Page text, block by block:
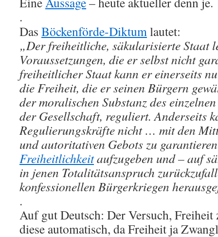
.
Das Böckenförde-Diktumlautet:
„Der freiheitliche, säkularisierte Staat
Voraussetzungen, die er selbst nicht
freiheitlicher Staat kann er einerseits
die Freiheit, die er seinen Bürgern
der moralischen Substanz des
der Gesellschaft, reguliert. Anderseits
Regulierungskräfte nicht … mit den
und autoritativen Gebots zu
Freiheitlichkeitaufzugeben und – auf
in jenen Totalitätsanspruch
konfessionellen Bürgerkriegen
.
Auf gut Deutsch: Der Versuch, Freiheit
diese automatisch, da Freiheit ja